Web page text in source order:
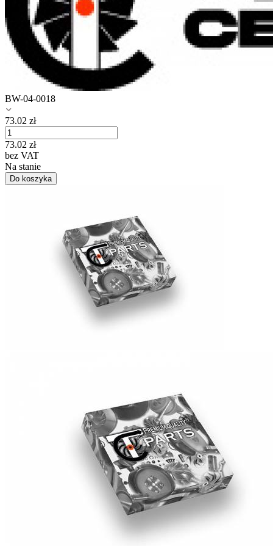
BW-04-0018
73.02 zł
73.02 zł
bez VAT
Na stanie
Do koszyka